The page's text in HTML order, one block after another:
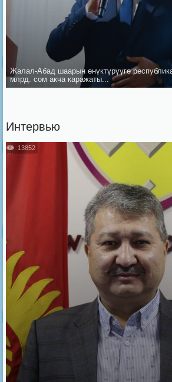
Жалал-Абад шаарын ѳнүктүрүүгѳ
млрд. сом акча каражаты...
Интервью
13852